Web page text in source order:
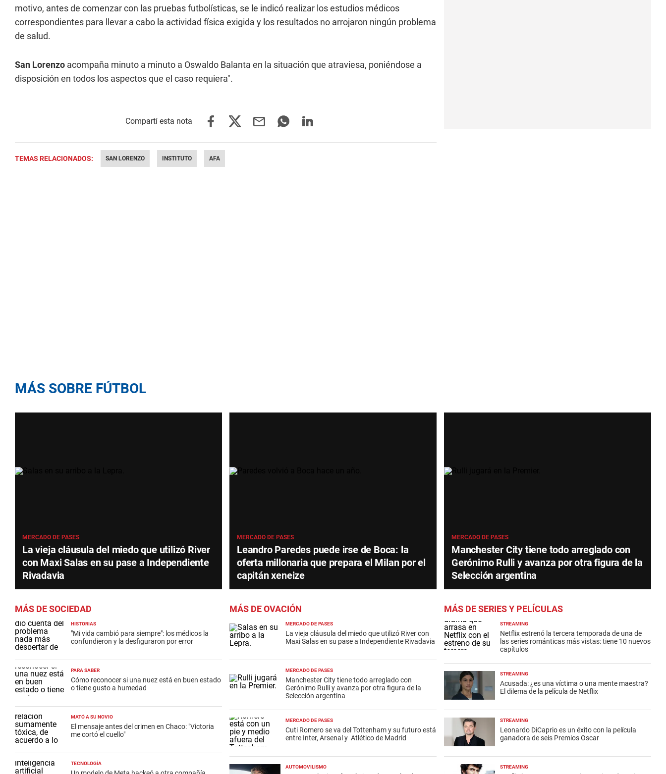
motivo, antes de comenzar con las pruebas futbolísticas, se le indicó realizar los estudios médicos
correspondientes para llevar a cabo la actividad física exigida y los resultados no arrojaron ningún problema
de salud.
San Lorenzo acompaña minuto a minuto a Oswaldo Balanta en la situación que atraviesa, poniéndose a
disposición en todos los aspectos que el caso requiera".
TEMAS RELACIONADOS: SAN LORENZO INSTITUTO AFA
MÁS SOBRE FÚTBOL
MERCADO DE PASES
La vieja cláusula del miedo que utilizó River
con Maxi Salas en su pase a Independiente
Rivadavia
MERCADO DE PASES
Leandro Paredes puede irse de Boca: la
oferta millonaria que prepara el Milan por el
capitán xeneize
MERCADO DE PASES
Manchester City tiene todo arreglado con
Gerónimo Rulli y avanza por otra figura de la
Selección argentina
MÁS DE SOCIEDAD
HISTORIAS
"Mi vida cambió para siempre": los médicos la
confundieron y la desfiguraron por error
PARA SABER
Cómo reconocer si una nuez está en buen estado
o tiene gusto a humedad
MATÓ A SU NOVIO
El mensaje antes del crimen en Chaco: "Victoria
me cortó el cuello"
TECNOLOGÍA
MÁS DE OVACIÓN
MERCADO DE PASES
La vieja cláusula del miedo que utilizó River con
Maxi Salas en su pase a Independiente Rivadavia
MERCADO DE PASES
Manchester City tiene todo arreglado con
Gerónimo Rulli y avanza por otra figura de la
Selección argentina
MERCADO DE PASES
Cuti Romero se va del Tottenham y su futuro está
entre Inter, Arsenal y Atlético de Madrid
AUTOMOVILISMO
MÁS DE SERIES Y PELÍCULAS
STREAMING
Netflix estrenó la tercera temporada de una de
las series románticas más vistas: tiene 10 nuevos
capítulos
STREAMING
Acusada: ¿es una víctima o una mente maestra?
El dilema de la película de Netflix
STREAMING
Leonardo DiCaprio es un éxito con la película
ganadora de seis Premios Oscar
STREAMING